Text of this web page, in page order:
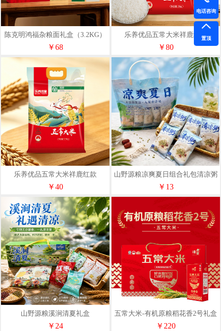
陈克明鸿福杂粮面礼盒（3.2KG）
￥68
乐养优品五常大米祥鹿红款
5KG（单层真空）
￥80
乐养优品五常大米祥鹿红款
2.5KG（单层真空）
￥40
山野源粮凉爽夏日组合礼包清凉粥
￥13
山野源粮溪涧清夏礼盒
￥24
五常大米-有机原粮稻花香2号礼盒
5kg
￥220
电话咨询
置顶